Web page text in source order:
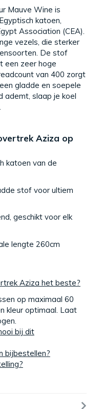
Mauve Wine is
katoen,
Association (CEA).
vezels, die sterker
De stof
een zeer hoge
van 400 zorgt
gladde en soepele
slaap je koel
Aziza op
katoen van de
stof voor ultiem
geschikt voor elk
lengte 260cm
Aziza het beste?
op maximaal 60
kleur optimaal. Laat
bij dit
bijbestellen?